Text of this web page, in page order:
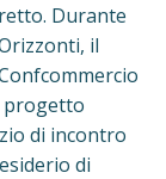
Durante
il
progetto
di incontro
di